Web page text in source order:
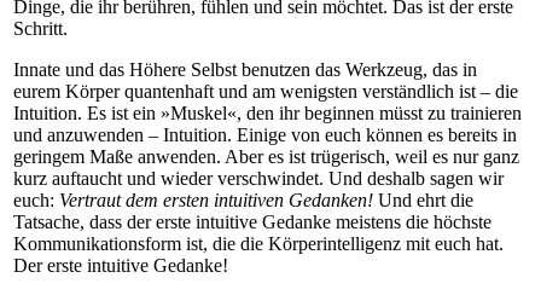
Dinge, die ihr berühren, fühlen und sein möchtet. Das ist der erste
Schritt.
Innate und das Höhere Selbst benutzen das Werkzeug, das in
eurem Körper quantenhaft und am wenigsten verständlich ist – die
Intuition. Es ist ein »Muskel«, den ihr beginnen müsst zu trainieren
und anzuwenden – Intuition. Einige von euch können es bereits in
geringem Maße anwenden. Aber es ist trügerisch, weil es nur ganz
kurz auftaucht und wieder verschwindet. Und deshalb sagen wir
euch: Vertraut dem ersten intuitiven Gedanken! Und ehrt die
Tatsache, dass der erste intuitive Gedanke meistens die höchste
Kommunikationsform ist, die die Körperintelligenz mit euch hat.
Der erste intuitive Gedanke!